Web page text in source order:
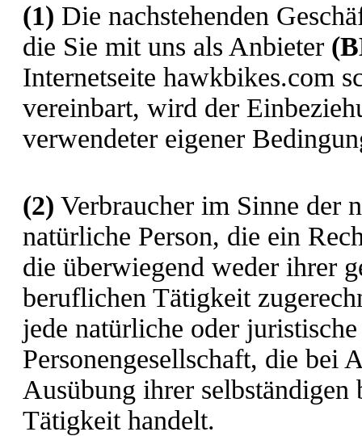
(1) Die nachstehenden
die Sie mit uns als Anbieter (
Internetseite hawkbikes.com
vereinbart, wird der
verwendeter eigener
(2) Verbraucher im Sinne der
natürliche Person, die ein
die überwiegend weder ihrer
beruflichen Tätigkeit
jede natürliche oder
Personengesellschaft, die bei
Ausübung ihrer
Tätigkeit handelt.